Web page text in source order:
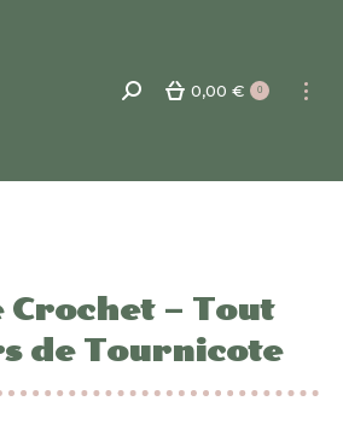
Recherche
0,00 € 0
Crochet – Tout
de Tournicote